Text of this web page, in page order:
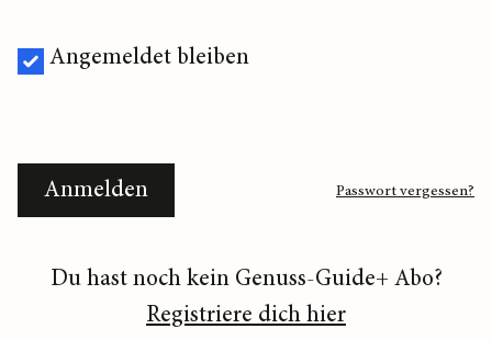
Angemeldet bleiben
Anmelden Passwort vergessen?
Du hast noch kein Genuss-Guide+ Abo?
Registriere dich hier